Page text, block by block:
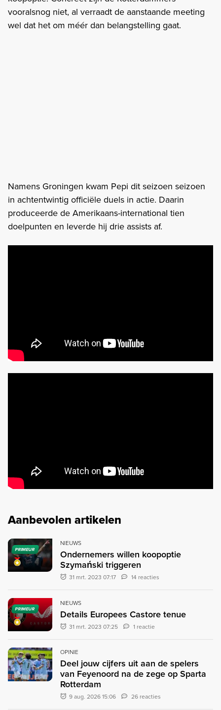
vooralsnog niet, al verraadt de aanstaande meeting
wel dat het om méér dan belangstelling gaat.
Namens Groningen kwam Pepi dit seizoen seizoen
in achtentwintig officiële duels in actie. Daarin
produceerde de Amerikaans-international tien
doelpunten en leverde hij drie assists af.
Aanbevolen artikelen
PRIMEUR
NIEUWS
Ondernemers willen koopoptie
Szymański triggeren
31 mrt. 2023 07:17 14 reacties
PRIMEUR
NIEUWS
Details Europees Castore tenue
31 mrt. 2023 07:25 1 reactie
OPINIE
Deel jouw cijfers uit aan de spelers
van Feyenoord na de zege op Sparta
Rotterdam
9 aug. 2026 15:06 26 reacties